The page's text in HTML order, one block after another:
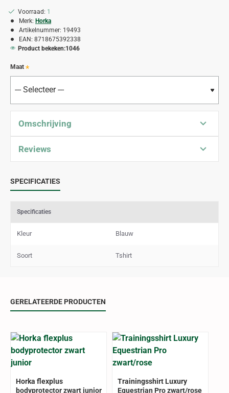
Voorraad: 1
Merk: Horka
Artikelnummer: 19493
EAN: 8718675392338
Product bekeken:1046
Maat
Omschrijving
Reviews
SPECIFICATIES
Specificaties
Kleur Blauw
Soort Tshirt
GERELATEERDE PRODUCTEN
Horka flexplus
bodyprotector zwart junior
Trainingsshirt Luxury
Equestrian Pro zwart/rose